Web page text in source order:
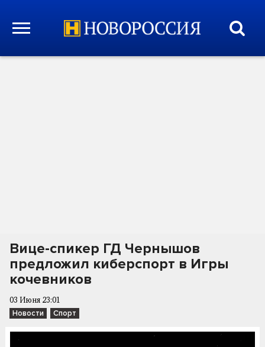
Вице-спикер ГД Чернышов
предложил киберспорт в Игры
кочевников
03 Июня 23:01
Новости Спорт